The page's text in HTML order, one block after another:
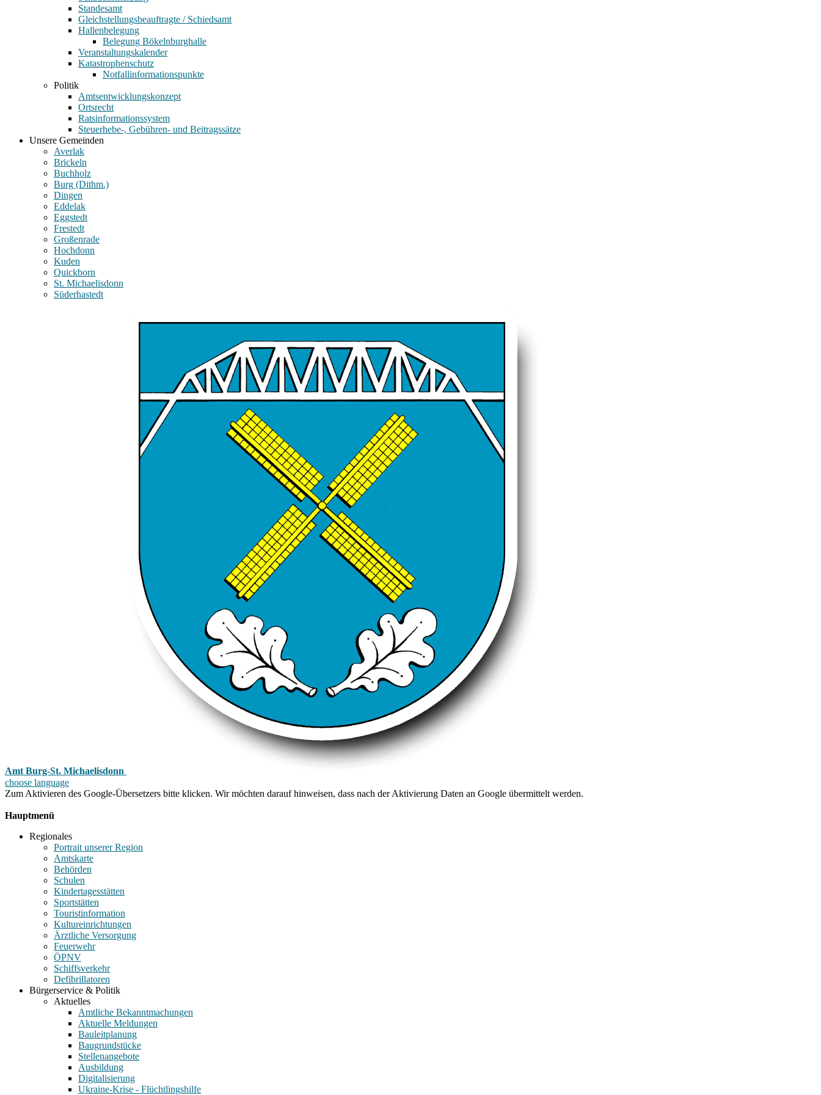
Standesamt
Gleichstellungsbeauftragte / Schiedsamt
Hallenbelegung
Belegung Bökelnburghalle
Veranstaltungskalender
Katastrophenschutz
Notfallinformationspunkte
Politik
Amtsentwicklungskonzept
Ortsrecht
Ratsinformationssystem
Steuerhebe-, Gebühren- und Beitragssätze
Unsere Gemeinden
Averlak
Brickeln
Buchholz
Burg (Dithm.)
Dingen
Eddelak
Eggstedt
Frestedt
Großenrade
Hochdonn
Kuden
Quickborn
St. Michaelisdonn
Süderhastedt
Amt Burg-St. Michaelisdonn
choose language
Zum Aktivieren des Google-Übersetzers bitte klicken. Wir möchten darauf hinweisen, dass nach der Aktivierung Daten an Google übermittelt werden.
Hauptmenü
Regionales
Portrait unserer Region
Amtskarte
Behörden
Schulen
Kindertagesstätten
Sportstätten
Touristinformation
Kultureinrichtungen
Ärztliche Versorgung
Feuerwehr
ÖPNV
Schiffsverkehr
Defibrillatoren
Bürgerservice & Politik
Aktuelles
Amtliche Bekanntmachungen
Aktuelle Meldungen
Bauleitplanung
Baugrundstücke
Stellenangebote
Ausbildung
Digitalisierung
Ukraine-Krise - Flüchtlingshilfe